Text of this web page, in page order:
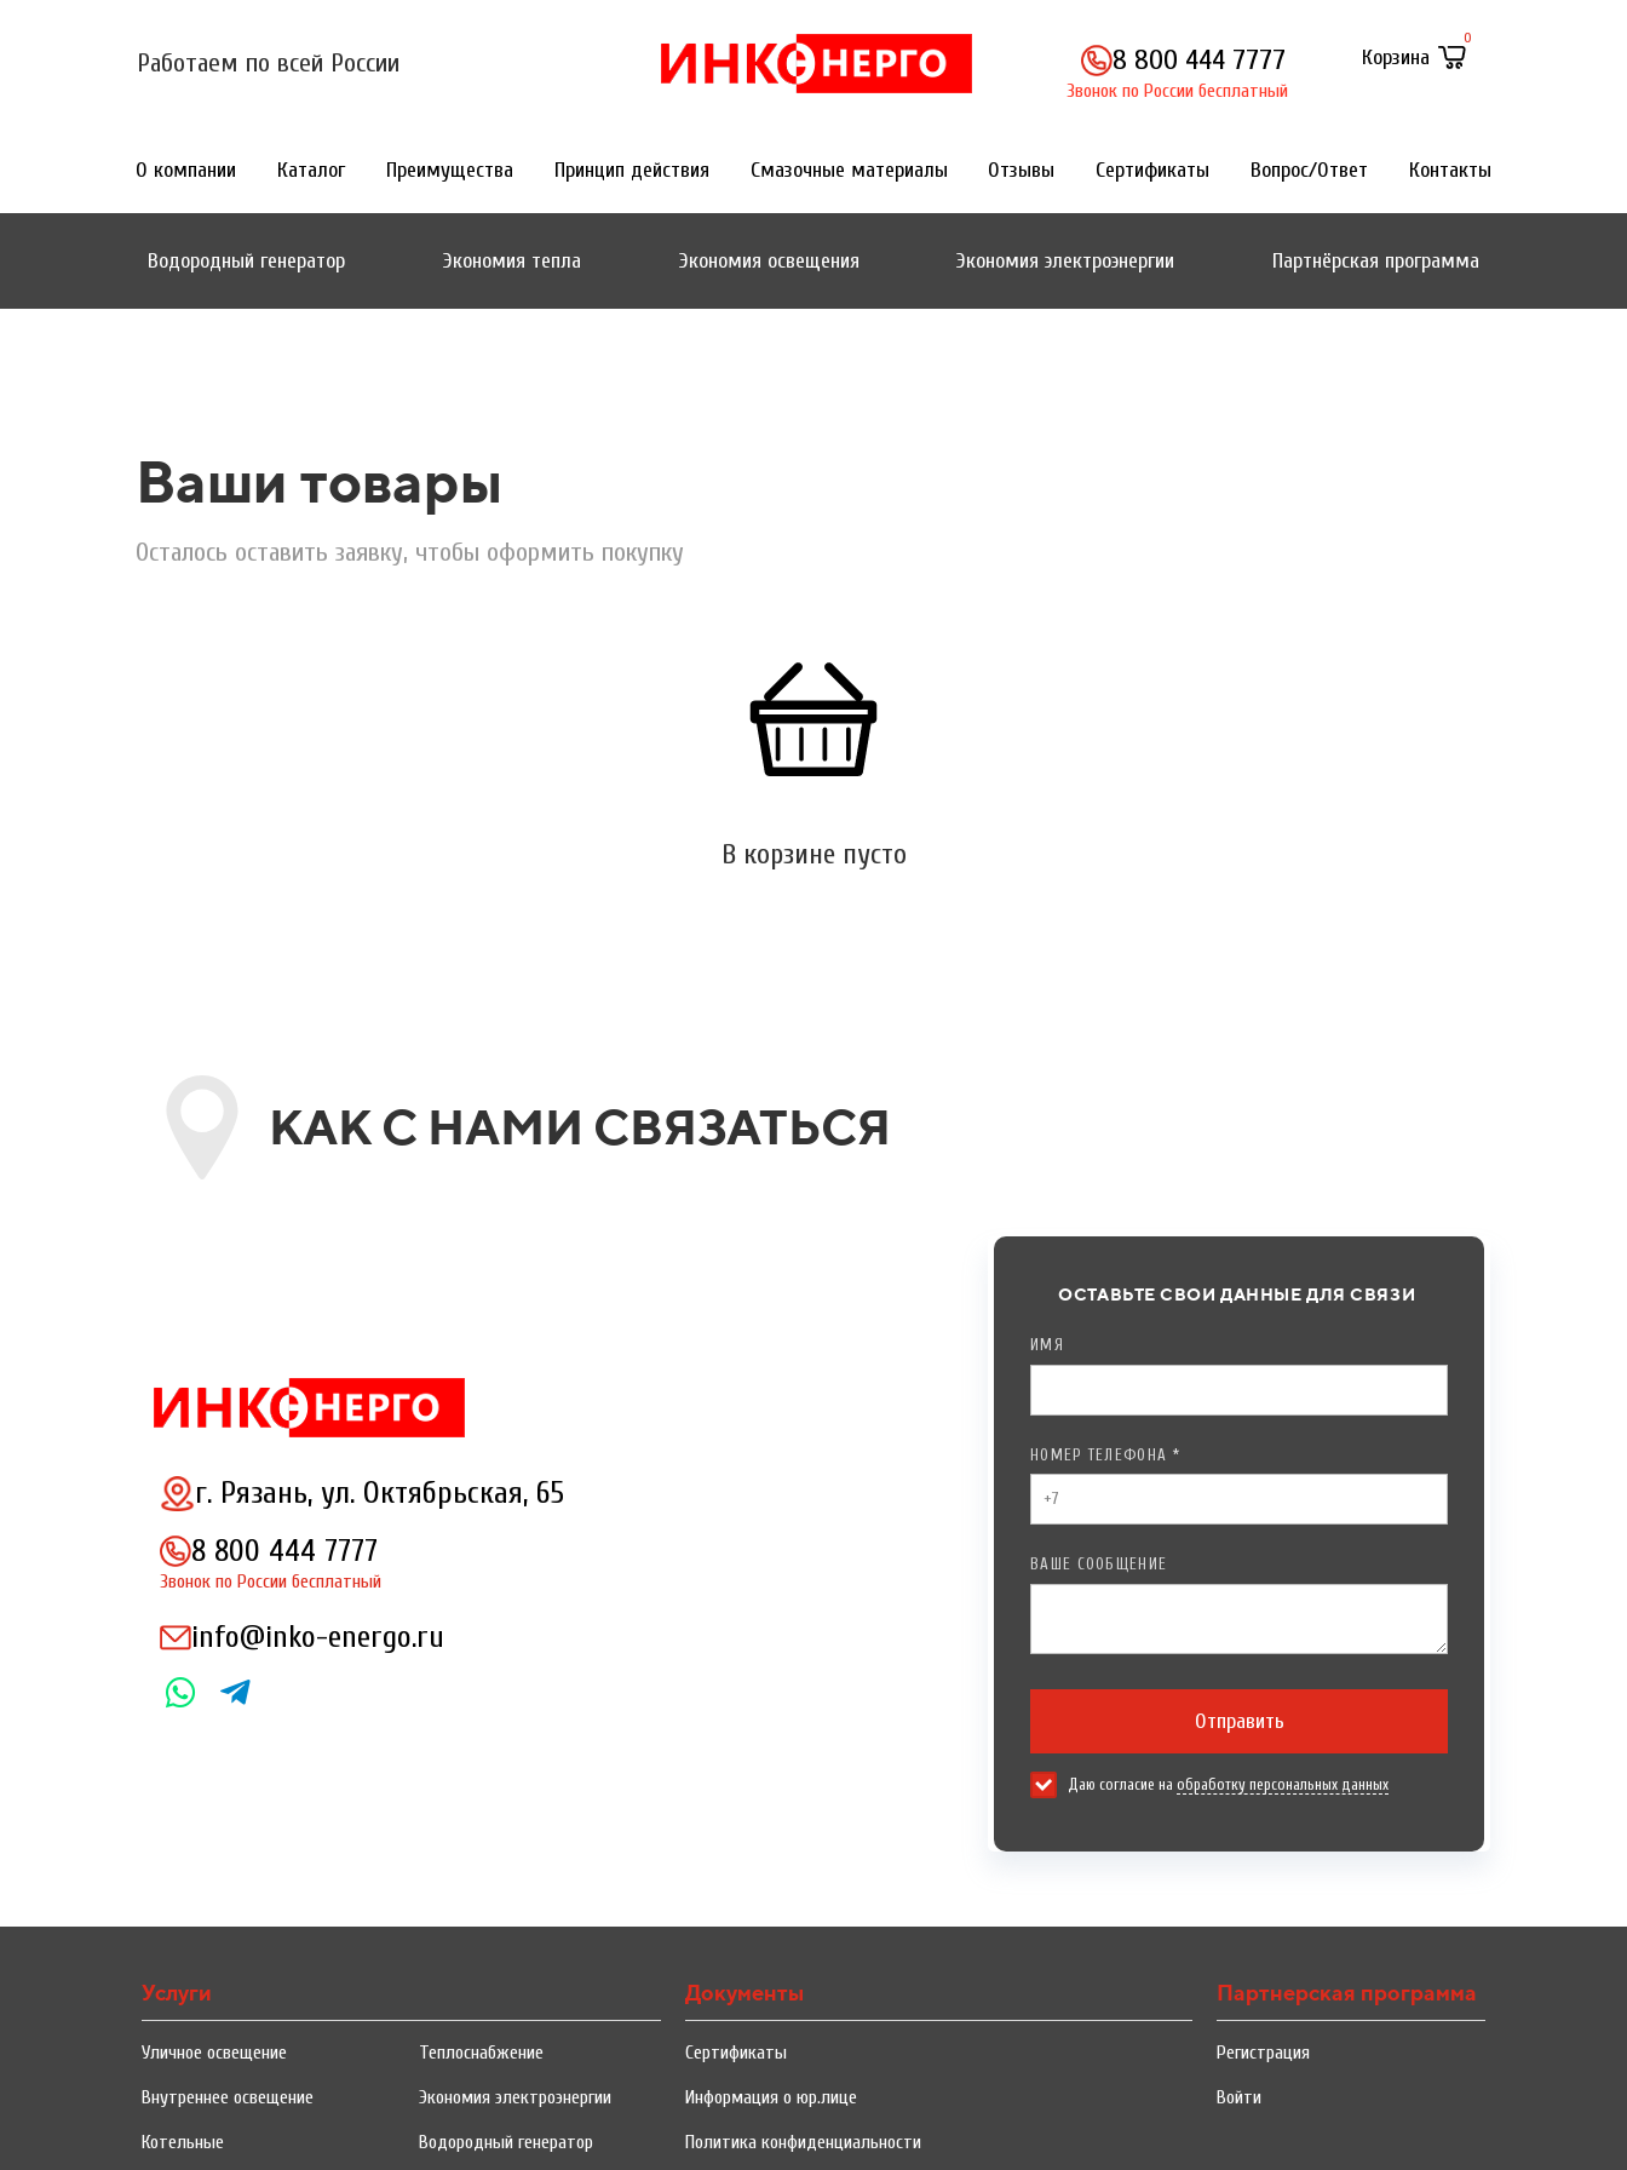
Работаем по всей России 8 800 444 7777
Звонок по России бесплатный
Корзина
0
О компании Каталог Преимущества Принцип действия Смазочные материалы Отзывы Сертификаты Вопрос/Ответ Контакты
Водородный генератор Экономия тепла Экономия освещения Экономия электроэнергии Партнёрская программа
Ваши товары
Осталось оставить заявку, чтобы оформить покупку
В корзине пусто
КАК С НАМИ СВЯЗАТЬСЯ
г. Рязань, ул. Октябрьская, 65
8 800 444 7777
Звонок по России бесплатный
info@inko-energo.ru
ОСТАВЬТЕ СВОИ ДАННЫЕ ДЛЯ СВЯЗИ
ИМЯ
НОМЕР ТЕЛЕФОНА *
ВАШЕ СООБЩЕНИЕ
Отправить
Даю согласие на обработку персональных данных
Услуги
Уличное освещение
Внутреннее освещение
Котельные
Теплоснабжение
Экономия электроэнергии
Водородный генератор
Документы
Сертификаты
Информация о юр.лице
Политика конфиденциальности
Партнерская программа
Регистрация
Войти